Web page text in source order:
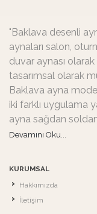
"Baklava desenli
aynaları salon,
duvar aynası
tasarımsal olarak
Baklava ayna
iki farklı uygulama
ayna sağdan soldan
Devamını Oku...
KURUMSAL
Hakkımızda
İletişim